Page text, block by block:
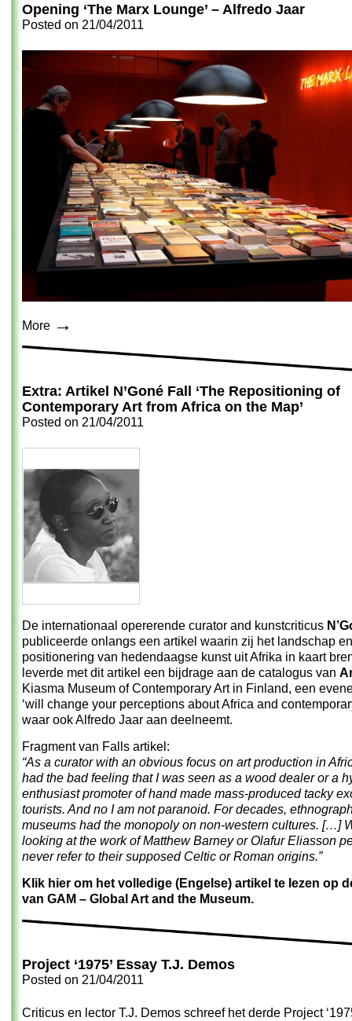
Opening ‘The Marx Lounge’ – Alfredo Jaar
Posted on 21/04/2011
More →
Extra: Artikel N’Goné Fall ‘The Repositioning of
Contemporary Art from Africa on the Map’
Posted on 21/04/2011
De internationaal opererende curator and kunstcriticus
publiceerde onlangs een artikel waarin zij het landschap
positionering van hedendaagse kunst uit Afrika in kaart
leverde met dit artikel een bijdrage aan de catalogus van
Kiasma Museum of Contemporary Art in Finland, een
‘will change your perceptions about Africa and
waar ook Alfredo Jaar aan deelneemt.
Fragment van Falls artikel:
“As a curator with an obvious focus on art production in
had the bad feeling that I was seen as a wood dealer or a
enthusiast promoter of hand made mass-produced tacky
tourists. And no I am not paranoid. For decades,
museums had the monopoly on non-western cultures. […]
looking at the work of Matthew Barney or Olafur Eliasson
never refer to their supposed Celtic or Roman origins.”
Klik hier om het volledige (Engelse) artikel te lezen op
van GAM – Global Art and the Museum.
Project ‘1975’ Essay T.J. Demos
Posted on 21/04/2011
Criticus en lector T.J. Demos schreef het derde Project